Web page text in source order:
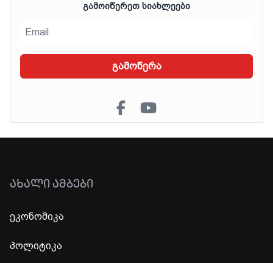
ᲒᲐᲛᲝᲘᲬᲔᲠᲔᲗ ᲡᲘᲐᲮᲚᲔᲔᲑᲘ
გამოწერა
ᲐᲮᲐᲚᲘ ᲐᲛᲑᲔᲑᲘ
ეკონომიკა
პოლიტიკა